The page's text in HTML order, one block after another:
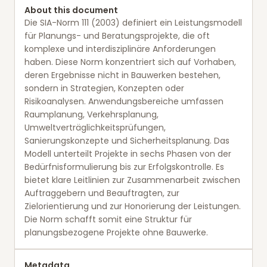
About this document
Die SIA-Norm 111 (2003) definiert ein Leistungsmodell
für Planungs- und Beratungsprojekte, die oft
komplexe und interdisziplinäre Anforderungen
haben. Diese Norm konzentriert sich auf Vorhaben,
deren Ergebnisse nicht in Bauwerken bestehen,
sondern in Strategien, Konzepten oder
Risikoanalysen. Anwendungsbereiche umfassen
Raumplanung, Verkehrsplanung,
Umweltverträglichkeitsprüfungen,
Sanierungskonzepte und Sicherheitsplanung. Das
Modell unterteilt Projekte in sechs Phasen von der
Bedürfnisformulierung bis zur Erfolgskontrolle. Es
bietet klare Leitlinien zur Zusammenarbeit zwischen
Auftraggebern und Beauftragten, zur
Zielorientierung und zur Honorierung der Leistungen.
Die Norm schafft somit eine Struktur für
planungsbezogene Projekte ohne Bauwerke.